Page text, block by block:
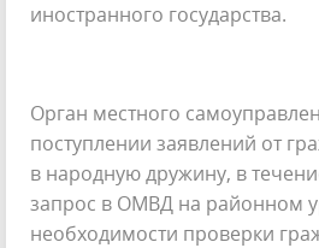
иностранного государства.
Орган местного
поступлении заявлений от
в народную дружину, в
запрос в ОМВД на районном
необходимости проверки